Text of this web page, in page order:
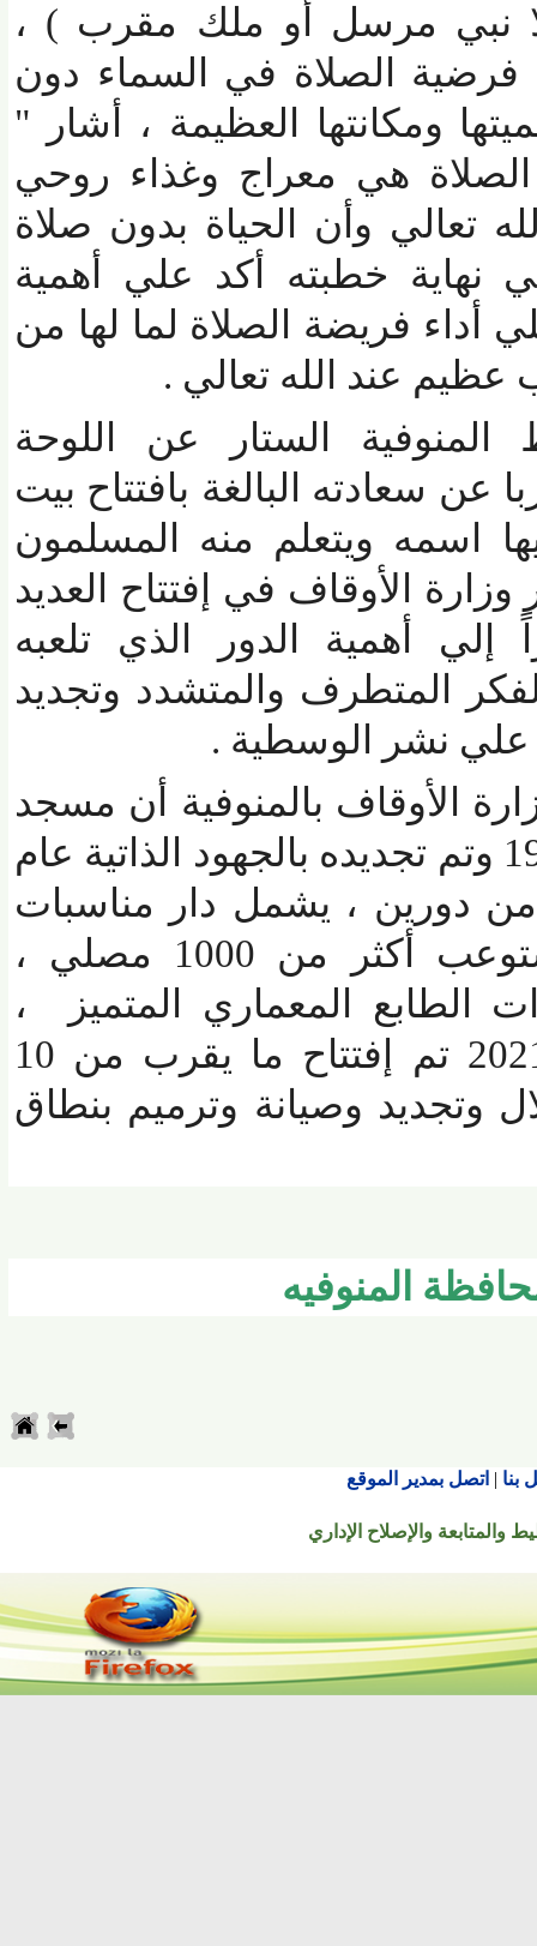
نبي مرسل أو ملك مقرب ) ،
الصلاة في السماء دون
ومكانتها العظيمة ، أشار "
هي معراج وغذاء روحي
تعالي وأن الحياة بدون صلاة
خطبته أكد علي أهمية
فريضة الصلاة لما لها من
عند الله تعالي .
الستار عن اللوحة
سعادته البالغة بافتتاح بيت
اسمه ويتعلم منه المسلمون
الأوقاف في إفتتاح العديد
أهمية الدور الذي تلعبه
المتطرف والمتشدد وتجديد
نشر الوسطية .
الأوقاف بالمنوفية أن مسجد
الفتح " أًسس عام 1973 وتم تجديده بالجهود الذاتية عام
دورين ، يشمل دار مناسبات
ومصلي للسيدات ويستوعب أكثر من 1000 مصلي ،
المعماري المتميز ،
مضيفاً أنه خلال عام 2021 تم إفتتاح ما يقرب من 10
وصيانة وترميم بنطاق
المنوفيه
| اتصل بمدير الموقع
والإصلاح الإداري